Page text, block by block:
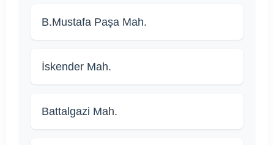
B.Mustafa Paşa Mah.
İskender Mah.
Battalgazi Mah.